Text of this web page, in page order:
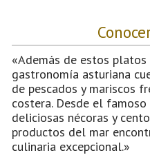
«Además de estos
gastronomía asturiana
de pescados y mariscos
costera. Desde el
deliciosas nécoras y
productos del mar
culinaria excepcional.»